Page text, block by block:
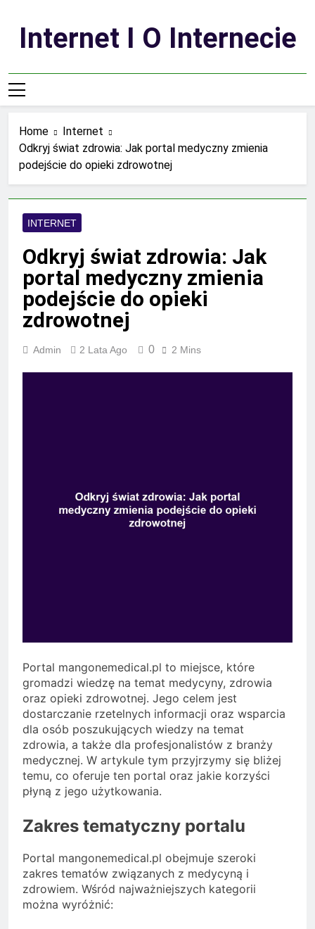
contentInternet I O Internecie
Home
Internet
Odkryj świat zdrowia: Jak portal medyczny zmienia
podejście do opieki zdrowotnej
INTERNET
Odkryj świat zdrowia: Jak
portal medyczny zmienia
podejście do opieki
zdrowotnej
Admin 2 Lata Ago 0 2 Mins
Portal mangonemedical.pl to miejsce, które
gromadzi wiedzę na temat medycyny, zdrowia
oraz opieki zdrowotnej. Jego celem jest
dostarczanie rzetelnych informacji oraz wsparcia
dla osób poszukujących wiedzy na temat
zdrowia, a także dla profesjonalistów z branży
medycznej. W artykule tym przyjrzymy się bliżej
temu, co oferuje ten portal oraz jakie korzyści
płyną z jego użytkowania.
Zakres tematyczny portalu
Portal mangonemedical.pl obejmuje szeroki
zakres tematów związanych z medycyną i
zdrowiem. Wśród najważniejszych kategorii
można wyróżnić: